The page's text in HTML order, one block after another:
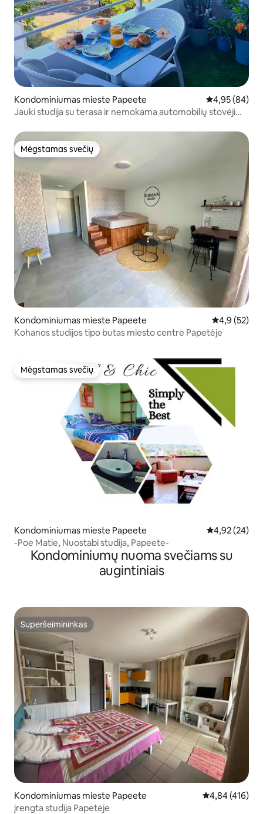
Kondominiumas mieste Papeete Vidutinis
4,95 (84)
Jauki studija su terasa ir nemokama automobilių stovėjimo
Mėgstamas svečių
Mėgstamas svečių
Kondominiumas mieste Papeete Vidutinis
4,9 (52)
Kohanos studijos tipo butas miesto centre Papetėje
Mėgstamas svečių
Mėgstamas svečių
Kondominiumas mieste Papeete Vidutinis
4,92 (24)
-Poe Matie, Nuostabi studija, Papeete-
Kondominiumų nuoma svečiams su
augintiniais
Superšeimininkas
Superšeimininkas
Kondominiumas mieste Papeete Vidutinis
4,84 (416)
įrengta studija Papetėje